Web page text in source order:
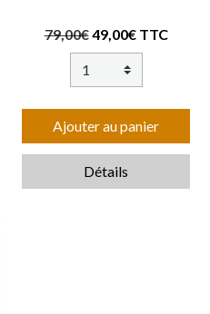
79,00€49,00€ TTC
Ajouter au panier
Détails